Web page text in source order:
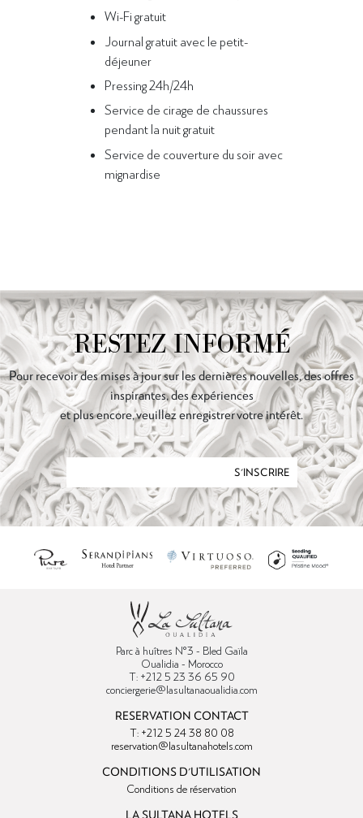
Wi-Fi gratuit
Journal gratuit avec le petit-
déjeuner
Pressing 24h/24h
Service de cirage de chaussures
pendant la nuit gratuit
Service de couverture du soir avec
mignardise
RESTEZ INFORMÉ
Pour recevoir des mises à jour sur les dernières nouvelles, des offres
inspirantes, des expériences
et plus encore, veuillez enregistrer votre intérêt.
S'INSCRIRE
Parc à huîtres N°3 - Bled Gaïla
Oualidia - Morocco
T: +212 5 23 36 65 90
conciergerie@lasultanaoualidia.com
RESERVATION CONTACT
T: +212 5 24 38 80 08
reservation@lasultanahotels.com
CONDITIONS D'UTILISATION
Conditions de réservation
LA SULTANA HOTELS